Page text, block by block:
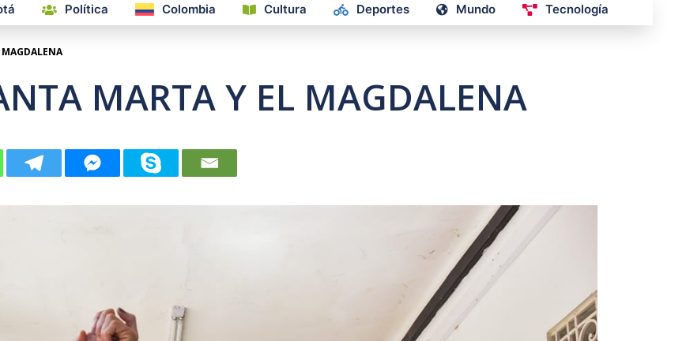
Política Colombia Cultura Deportes Mundo Tecnología
MARTA Y EL MAGDALENA